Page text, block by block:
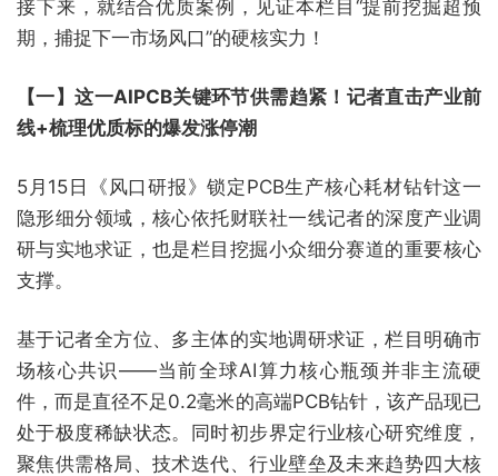
接下来，就结合优质案例，见证本栏目“提前挖掘超预
期，捕捉下一市场风口”的硬核实力！
【一】这一AIPCB关键环节供需趋紧！记者直击产业前
线+梳理优质标的爆发涨停潮
5月15日《风口研报》锁定PCB生产核心耗材钻针这一
隐形细分领域，核心依托财联社一线记者的深度产业调
研与实地求证，也是栏目挖掘小众细分赛道的重要核心
支撑。
基于记者全方位、多主体的实地调研求证，栏目明确市
场核心共识——当前全球AI算力核心瓶颈并非主流硬
件，而是直径不足0.2毫米的高端PCB钻针，该产品现已
处于极度稀缺状态。同时初步界定行业核心研究维度，
聚焦供需格局、技术迭代、行业壁垒及未来趋势四大核